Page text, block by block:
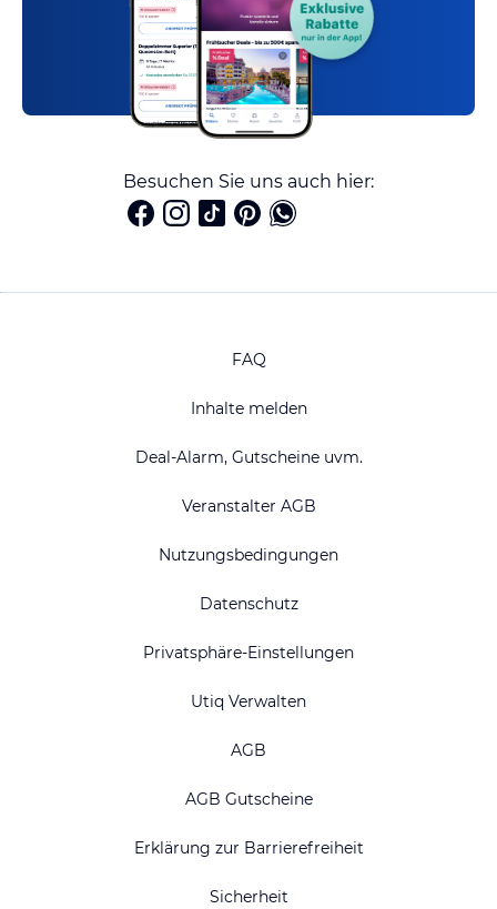
Besuchen Sie uns auch hier:
FAQ
Inhalte melden
Deal-Alarm, Gutscheine uvm.
Veranstalter AGB
Nutzungsbedingungen
Datenschutz
Privatsphäre-Einstellungen
Utiq Verwalten
AGB
AGB Gutscheine
Erklärung zur Barrierefreiheit
Sicherheit